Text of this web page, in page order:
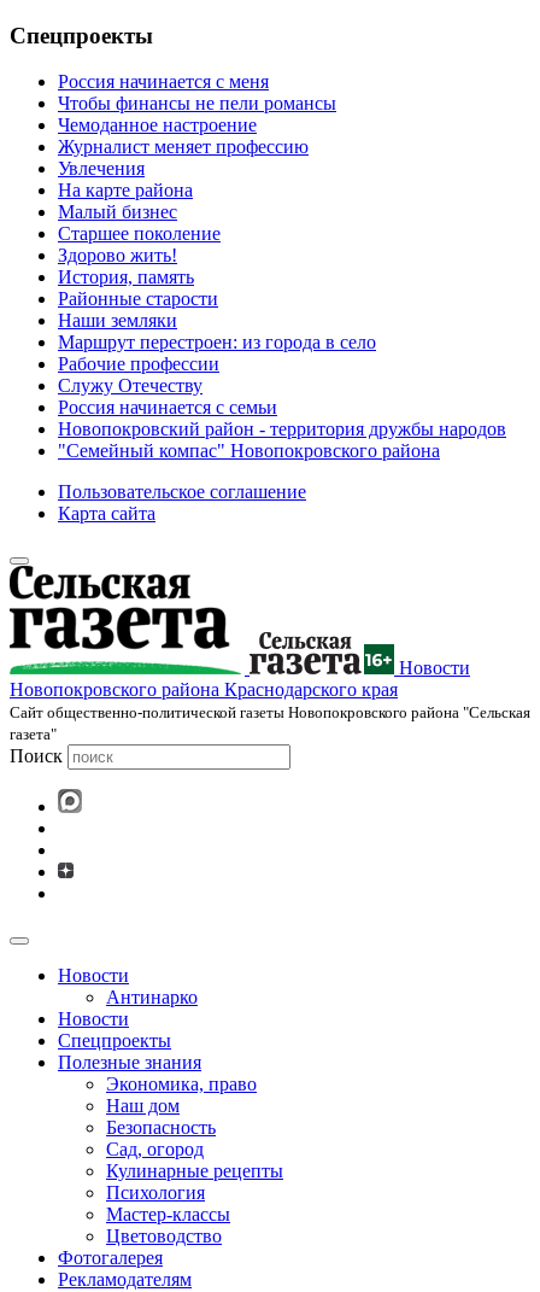
Спецпроекты
Россия начинается с меня
Чтобы финансы не пели романсы
Чемоданное настроение
Журналист меняет профессию
Увлечения
На карте района
Малый бизнес
Старшее поколение
Здорово жить!
История, память
Районные старости
Наши земляки
Маршрут перестроен: из города в село
Рабочие профессии
Служу Отечеству
Россия начинается с семьи
Новопокровский район - территория дружбы народов
"Семейный компас" Новопокровского района
Пользовательское соглашение
Карта сайта
Новости
Новопокровского района Краснодарского края
Cайт общественно-политической газеты Новопокровского района "Сельская
газета"
Поиск
Новости
Антинарко
Новости
Спецпроекты
Полезные знания
Экономика, право
Наш дом
Безопасность
Сад, огород
Кулинарные рецепты
Психология
Мастер-классы
Цветоводство
Фотогалерея
Рекламодателям